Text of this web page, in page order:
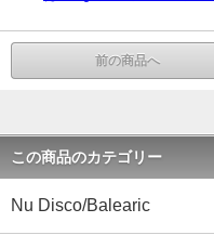
前の商品へ
この商品のカテゴリー
Nu Disco/Balearic